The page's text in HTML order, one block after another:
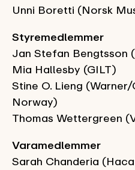
Unni Boretti (Norsk
Styremedlemmer
Jan Stefan Bengtsson
Mia Hallesby (GILT)
Stine O. Lieng
Norway)
Thomas Wettergreen
Varamedlemmer
Sarah Chanderia